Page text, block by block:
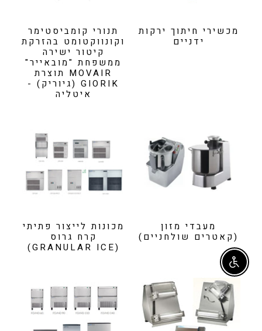
מכשירי חיתוך ירקות
ידניים
תנורי קומביסטימר
וקונווקטומט בהזרקת
קיטור ישירה
ממשפחת "מובאייר"
MOVAIR תוצרת
GIORIK (גיוריק) -
איטליה
מעבדי מזון
(קאטרים שולחניים)
מכונות לייצור פתיתי
קרח גרוס
(GRANULAR ICE)
Enable accessibility